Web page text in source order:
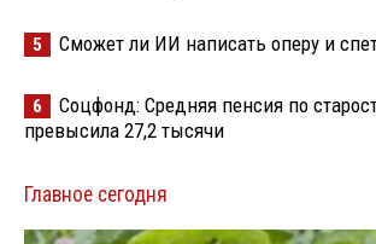
5 Сможет ли ИИ написать оперу и
6
Соцфонд: Средняя пенсия по
превысила 27,2 тысячи
Главное сегодня